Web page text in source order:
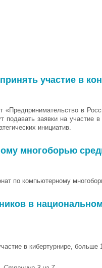
участие в
«Предпринимательство в
заявки на участие
инициатив.
многоборью
по компьютерному
в
в кибертурнире, больше